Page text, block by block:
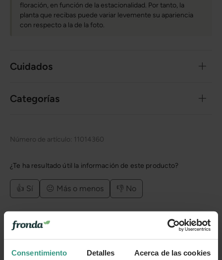
Consentimiento Detalles Acerca de las cookies
floración, en función de la estacionalidad. Por tanto, la
planta que recibas puede variar levemente su apariencia
con respecto a la de la foto.
Cuidados
Categorías
Número de artículo: 11014360
¿Te ha resultado útil la información de este producto?
👍 Sí 😐 Más o menos 👎 No